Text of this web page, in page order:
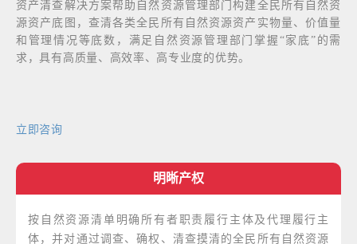
资产清查解决方案帮助自然资源管理部门构建全民所有自然资
源资产底图，查清各类全民所有自然资源资产实物量、价值量
和管理情况等底数，满足自然资源管理部门掌握“家底”的需
求，具有高质量、高效率、高专业度的优势。
立即咨询
明晰产权
按自然资源清单明确所有者职责履行主体及代理履行主
体，并对通过调查、确权、清查摸清的全民所有自然资源